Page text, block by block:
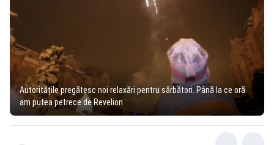
Autoritățile pregătesc noi relaxări pentru sărbători. Până la ce oră
am putea petrece de Revelion